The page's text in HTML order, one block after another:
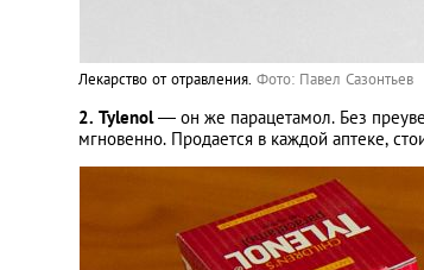
Лекарство от отравления. Фото: Павел Сазонтьев
2. Tylenol— он же парацетамол. Без
мгновенно. Продается в каждой аптеке,